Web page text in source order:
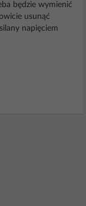
będzie wymienić
usunąć
napięciem